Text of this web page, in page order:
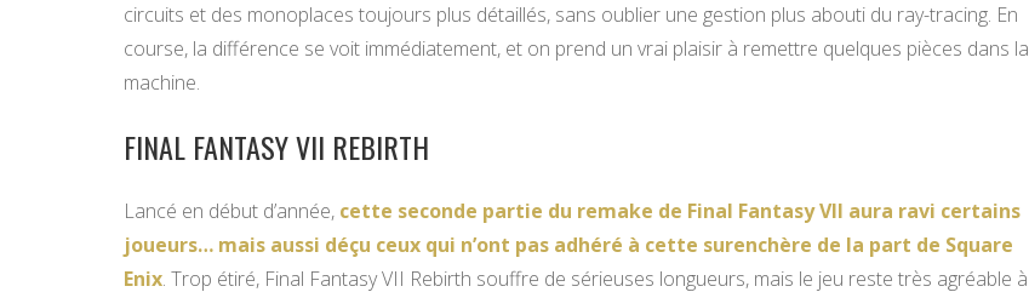
circuits et des monoplaces toujours plus détaillés, sans oublier une gestion plus abouti du ray-tracing. En
course, la différence se voit immédiatement, et on prend un vrai plaisir à remettre quelques pièces dans la
machine.
FINAL FANTASY VII REBIRTH
Lancé en début d’année, cette seconde partie du remake de Final Fantasy VII aura ravi certains
joueurs… mais aussi déçu ceux qui n’ont pas adhéré à cette surenchère de la part de Square
Enix. Trop étiré, Final Fantasy VII Rebirth souffre de sérieuses longueurs, mais le jeu reste très agréable à